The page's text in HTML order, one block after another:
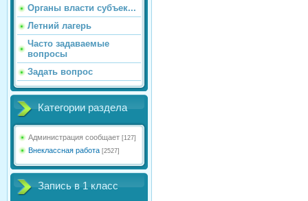
Органы власти субъек...
Летний лагерь
Часто задаваемые
вопросы
Задать вопрос
Категории раздела
Администрация сообщает [127]
Внеклассная работа [2527]
Запись в 1 класс